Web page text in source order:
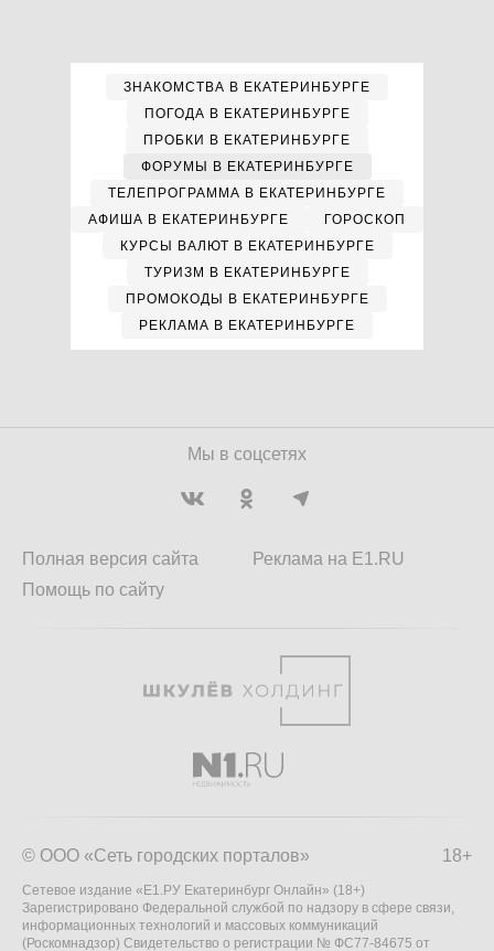
ЗНАКОМСТВА В ЕКАТЕРИНБУРГЕ
ПОГОДА В ЕКАТЕРИНБУРГЕ
ПРОБКИ В ЕКАТЕРИНБУРГЕ
ФОРУМЫ В ЕКАТЕРИНБУРГЕ
ТЕЛЕПРОГРАММА В ЕКАТЕРИНБУРГЕ
АФИША В ЕКАТЕРИНБУРГЕ
ГОРОСКОП
КУРСЫ ВАЛЮТ В ЕКАТЕРИНБУРГЕ
ТУРИЗМ В ЕКАТЕРИНБУРГЕ
ПРОМОКОДЫ В ЕКАТЕРИНБУРГЕ
РЕКЛАМА В ЕКАТЕРИНБУРГЕ
Мы в соцсетях
Полная версия сайта
Помощь по сайту
Реклама на E1.RU
18+
© ООО «Сеть городских порталов»
Сетевое издание «Е1.РУ Екатеринбург Онлайн» (18+)
Зарегистрировано Федеральной службой по надзору в сфере связи,
информационных технологий и массовых коммуникаций
(Роскомнадзор) Свидетельство о регистрации № ФС77-84675 от